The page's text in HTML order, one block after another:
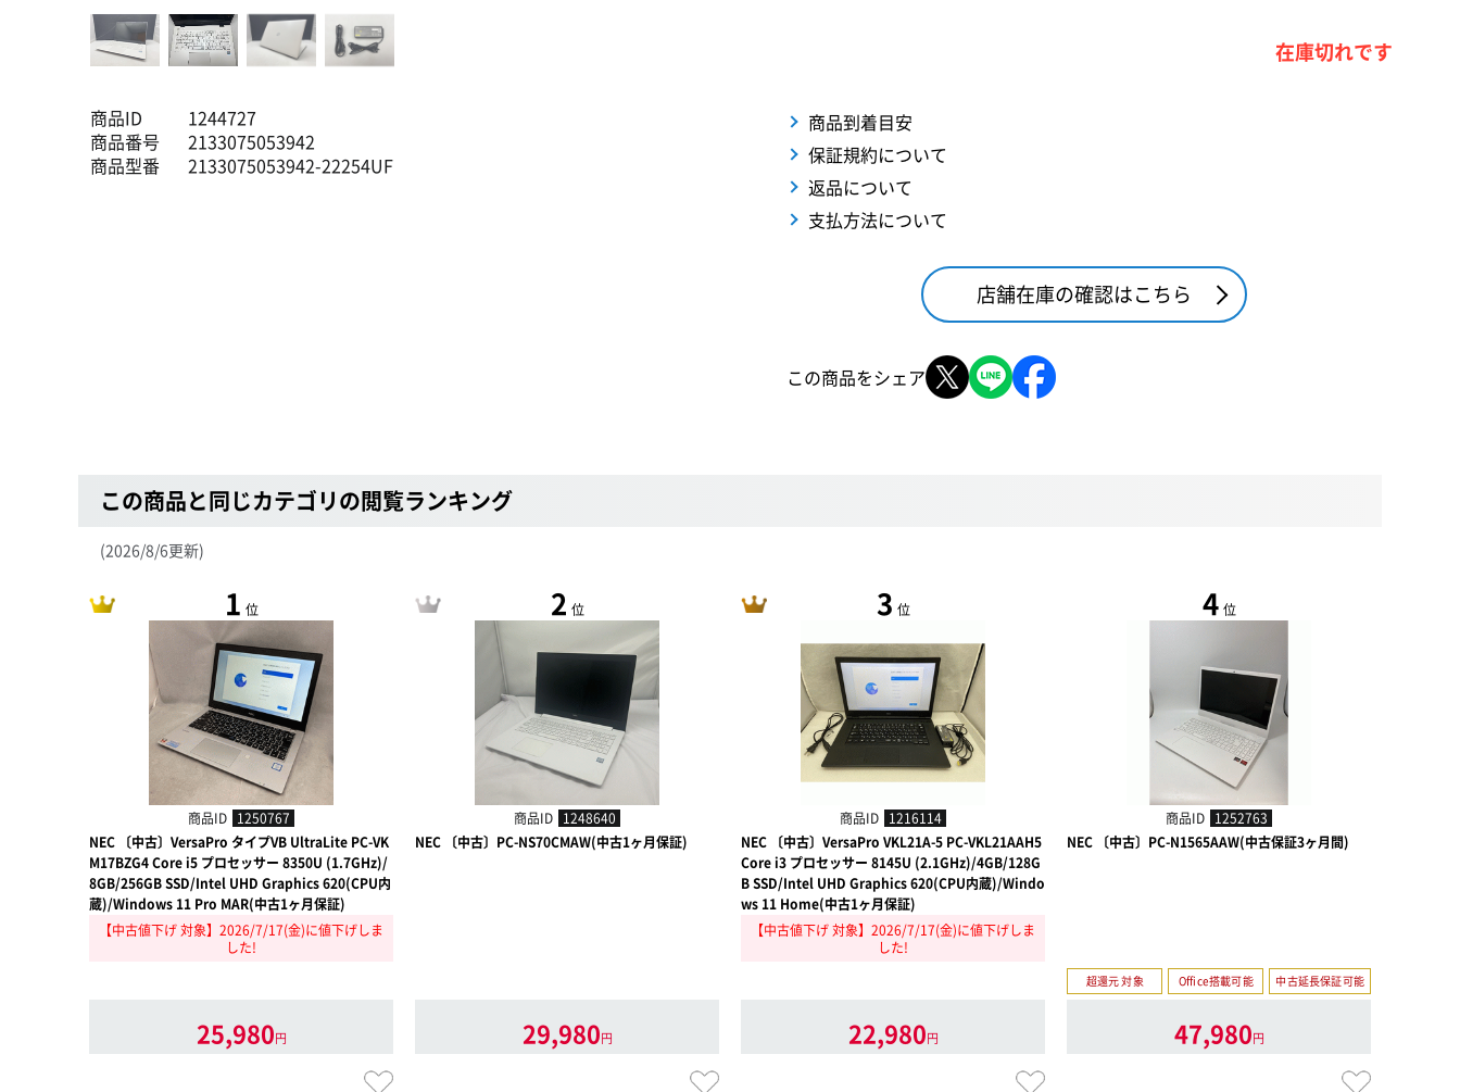
商品ID
1244727
商品番号
2133075053942
商品型番
2133075053942-22254UF
在庫切れです
商品到着目安
保証規約について
返品について
支払方法について
店舗在庫の確認はこちら
この商品をシェア
この商品と同じカテゴリの閲覧ランキング
(2026/8/6更新)
1 位
商品ID 1250767
NEC 〔中古〕VersaPro タイプVB UltraLite PC-VK
M17BZG4 Core i5 プロセッサー 8350U (1.7GHz)/
8GB/256GB SSD/Intel UHD Graphics 620(CPU内
蔵)/Windows 11 Pro MAR(中古1ヶ月保証)
【中古値下げ 対象】2026/7/17(金)に値下げしま
した!
25,980円
2 位
商品ID 1248640
NEC 〔中古〕PC-NS70CMAW(中古1ヶ月保証)
29,980円
3 位
商品ID 1216114
NEC 〔中古〕VersaPro VKL21A-5 PC-VKL21AAH5
Core i3 プロセッサー 8145U (2.1GHz)/4GB/128G
B SSD/Intel UHD Graphics 620(CPU内蔵)/Windo
ws 11 Home(中古1ヶ月保証)
【中古値下げ 対象】2026/7/17(金)に値下げしま
した!
22,980円
4 位
商品ID 1252763
NEC 〔中古〕PC-N1565AAW(中古保証3ヶ月間)
超還元 対象 Office搭載可能 中古延長保証可能
47,980円